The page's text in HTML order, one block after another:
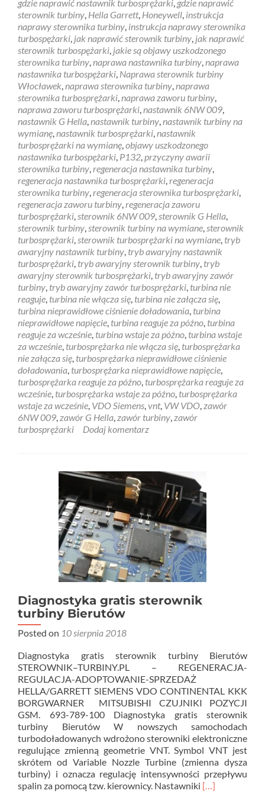
gdzie naprawić nastawnik turbosprężarki gdzie naprawić
sterownik turbiny Hella Garrett, Honeywell instrukcja
naprawy sterownika turbiny instrukcja naprawy sterownika
turbospężarki jak naprawić sterownik turbiny jak naprawić
sterownik turbospężarki jakie są objawy uszkodzonego
sterownika turbiny naprawa nastawnika turbiny naprawa
nastawnika turbospężarki Naprawa sterownik turbiny
Włocławek naprawa sterownika turbiny naprawa
sterownika turbosprężarki naprawa zaworu turbiny
naprawa zaworu turbosprężarki nastawnik 6NW 009
nastawnik G Hella nastawnik turbiny nastawnik turbiny na
wymianę nastawnik turbosprężarki nastawnik
turbosprężarki na wymianę objawy uszkodzonego
nastawnika turbospężarki P132 przyczyny awarii
sterownika turbiny regeneracja nastawnika turbiny
regeneracja nastawnika turbosprężarki regeneracja
sterownika turbiny regeneracja sterownika turbosprężarki
regeneracja zaworu turbiny regeneracja zaworu
turbosprężarki sterownik 6NW 009 sterownik G Hella
sterownik turbiny sterownik turbiny na wymiane sterownik
turbosprężarki sterownik turbosprężarki na wymiane tryb
awaryjny nastawnik turbiny tryb awaryjny nastawnik
turbosprężarki tryb awaryjny sterownik turbiny tryb
awaryjny sterownik turbosprężarki tryb awaryjny zawór
turbiny tryb awaryjny zawór turbosprężarki turbina nie
reaguje turbina nie włącza się turbina nie załącza się
turbina nieprawidłowe ciśnienie doładowania turbina
nieprawidłowe napięcie turbina reaguje za późno turbina
reaguje za wcześnie turbina wstaje za późno turbina wstaje
za wcześnie turbosprężarka nie włącza się turbosprężarka
nie załącza się turbosprężarka nieprawidłowe ciśnienie
doładowania turbosprężarka nieprawidłowe napięcie
turbosprężarka reaguje za późno turbosprężarka reaguje za
wcześnie turbosprężarka wstaje za późno turbosprężarka
wstaje za wcześnie VDO Siemens vnt, VW VDO zawór
6NW 009 zawór G Hella zawór turbiny zawór
turbosprężarki
Dodaj komentarz
Diagnostyka gratis sterownik
turbiny Bierutów
Posted on 10 sierpnia 2018
Diagnostyka gratis sterownik turbiny Bierutów
STEROWNIK–TURBINY.PL – REGENERACJA-
REGULACJA-ADOPTOWANIE-SPRZEDAŻ
HELLA/GARRETT SIEMENS VDO CONTINENTAL KKK
BORGWARNER MITSUBISHI CZUJNIKI POZYCJI
GSM. 693-789-100 Diagnostyka gratis sterownik
turbiny Bierutów W nowszych samochodach
turbodoładowanych wdrożono sterowniki elektroniczne
regulujące zmienną geometrie VNT. Symbol VNT jest
skrótem od Variable Nozzle Turbine (zmienna dysza
turbiny) i oznacza regulację intensywności przepływu
spalin za pomocą tzw. kierownicy. Nastawniki Read
[…]